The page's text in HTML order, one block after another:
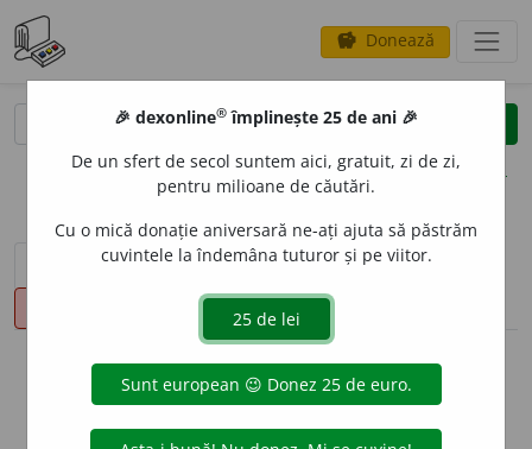
savings Donează
clear
opțiuni
sinteza definițiilor (1) definiții (18)
declinări
Aceste definiții sunt compilate de
echipa dexonline. Definițiile
originale se află pe filadefiniții.
🎉 dexonline® împlinește 25 de ani 🎉
De un sfert de secol suntem aici, gratuit, zi de zi,
pentru milioane de căutări.
Cu o mică donație aniversară ne-ați ajuta să păstrăm
cuvintele la îndemâna tuturor și pe viitor.